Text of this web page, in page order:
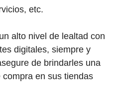
etc.
alto nivel de lealtad con
digitales, siempre y
de brindarles una
en sus tiendas